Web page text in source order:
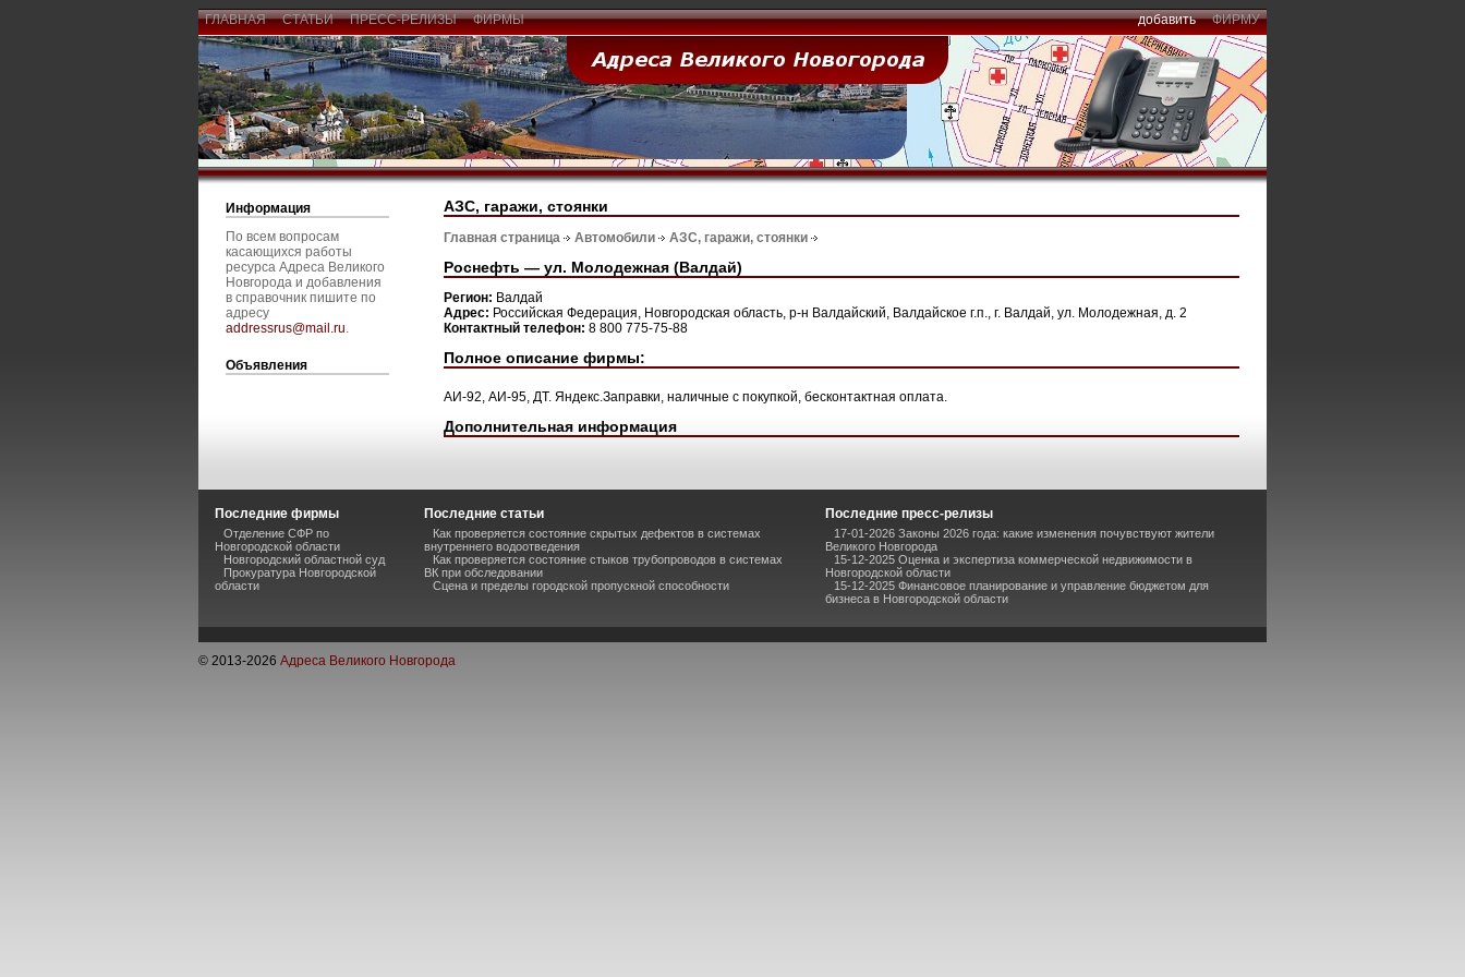
ГЛАВНАЯ СТАТЬИ ПРЕСС-РЕЛИЗЫ ФИРМЫ добавить ФИРМУ
Информация
По всем вопросам
касающихся работы
ресурса Адреса Великого
Новгорода и добавления
в справочник пишите по
адресу
addressrus@mail.ru.
Объявления
АЗС, гаражи, стоянки
Главная страница Автомобили АЗС, гаражи, стоянки
Роснефть — ул. Молодежная (Валдай)
Регион: Валдай
Адрес: Российская Федерация, Новгородская область, р-н Валдайский, Валдайское г.п., г. Валдай, ул. Молодежная, д. 2
Контактный телефон: 8 800 775-75-88
Полное описание фирмы:
АИ-92, АИ-95, ДТ. Яндекс.Заправки, наличные с покупкой, бесконтактная оплата.
Дополнительная информация
Последние фирмы
Отделение СФР по
Новгородской области
Новгородский областной суд
Прокуратура Новгородской
области
Последние статьи
Как проверяется состояние скрытых дефектов в системах
внутреннего водоотведения
Как проверяется состояние стыков трубопроводов в системах
ВК при обследовании
Сцена и пределы городской пропускной способности
Последние пресс-релизы
17-01-2026 Законы 2026 года: какие изменения почувствуют жители
Великого Новгорода
15-12-2025 Оценка и экспертиза коммерческой недвижимости в
Новгородской области
15-12-2025 Финансовое планирование и управление бюджетом для
бизнеса в Новгородской области
© 2013-2026 Адреса Великого Новгорода